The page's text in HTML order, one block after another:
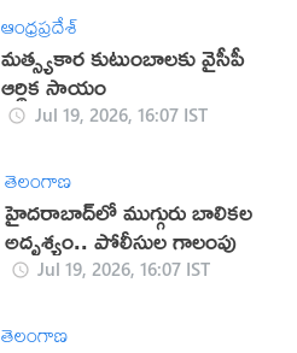
ఆంధ్రప్రదేశ్
మత్స్యకార కుటుంబాలకు వైసీపీ
ఆర్థిక సాయం
Jul 19, 2026, 16:07 IST
తెలంగాణ
హైదరాబాద్‌లో ముగ్గురు బాలికల
అదృశ్యం.. పోలీసుల గాలంపు
Jul 19, 2026, 16:07 IST
తెలంగాణ